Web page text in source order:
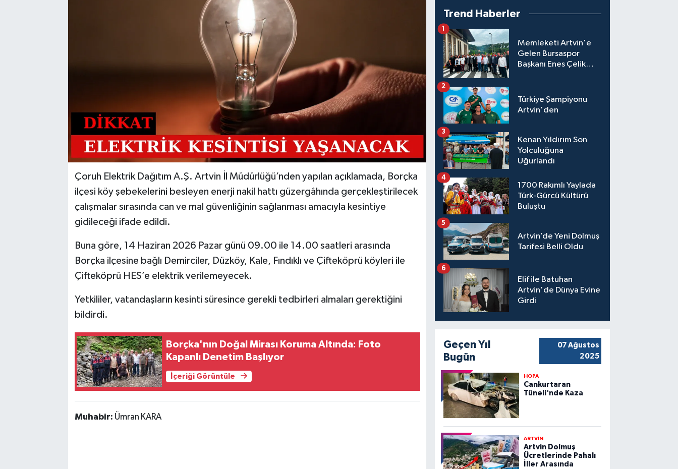
Çoruh Elektrik Dağıtım A.Ş. Artvin İl Müdürlüğü’nden yapılan açıklamada, Borçka
ilçesi köy şebekelerini besleyen enerji nakil hattı güzergâhında gerçekleştirilecek
çalışmalar sırasında can ve mal güvenliğinin sağlanması amacıyla kesintiye
gidileceği ifade edildi.
Buna göre, 14 Haziran 2026 Pazar günü 09.00 ile 14.00 saatleri arasında
Borçka ilçesine bağlı Demirciler, Düzköy, Kale, Fındıklı ve Çifteköprü köyleri ile
Çifteköprü HES’e elektrik verilemeyecek.
Yetkililer, vatandaşların kesinti süresince gerekli tedbirleri almaları gerektiğini
bildirdi.
Borçka'nın Doğal Mirası Koruma Altında: Foto
Kapanlı Denetim Başlıyor
İçeriği Görüntüle
Muhabir: Ümran KARA
Trend Haberler
Memleketi Artvin'e
Gelen Bursaspor
Başkanı Enes Çelik
1
Türkiye Şampiyonu
Artvin'den
2
Kenan Yıldırım Son
Yolculuğuna
Uğurlandı
3
1700 Rakımlı Yaylada
Türk-Gürcü Kültürü
Buluştu
4
Artvin’de Yeni Dolmuş
Tarifesi Belli Oldu
5
Elif ile Batuhan
Artvin'de Dünya Evine
Girdi
6
Geçen Yıl
Bugün
07 Ağustos
2025
HOPA
Cankurtaran
Tüneli'nde Kaza
ARTVİN
Artvin Dolmuş
Ücretlerinde Pahalı
İller Arasında